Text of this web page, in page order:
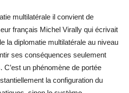
multilatérale il convient de
français Michel Virally qui écrivait
la diplomatie multilatérale au niveau
ses conséquences seulement
un phénomène de portée
la configuration du